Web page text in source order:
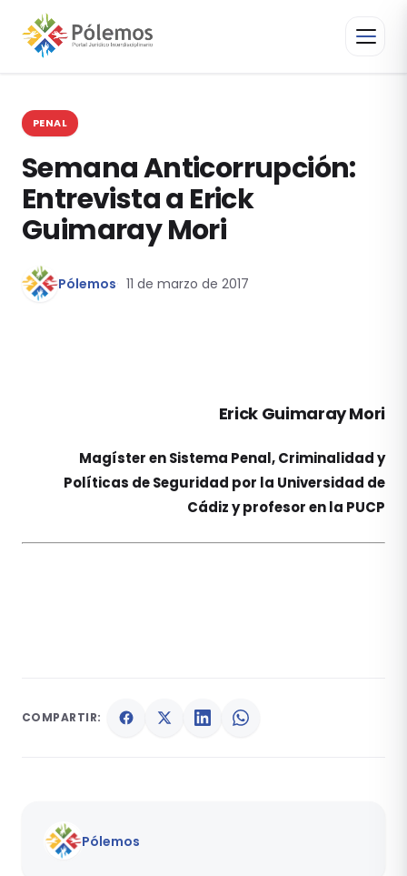
PENAL
Semana Anticorrupción:
Entrevista a Erick
Guimaray Mori
Pólemos 11 de marzo de 2017
Erick Guimaray Mori
Magíster en Sistema Penal, Criminalidad y
Políticas de Seguridad por la Universidad de
Cádiz y profesor en la PUCP
COMPARTIR:
Pólemos